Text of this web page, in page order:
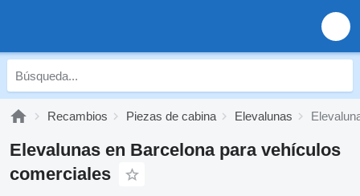
Recambios Piezas de cabina Elevalunas
Elevalunas en Barcelona para vehículos
comerciales